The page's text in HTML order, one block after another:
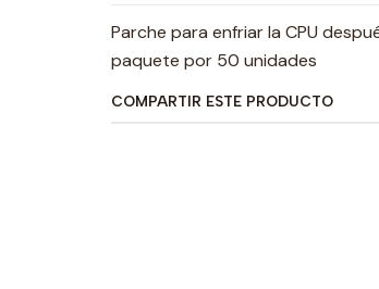
Parche para enfriar la CPU
paquete por 50 unidades
COMPARTIR ESTE PRODUCTO